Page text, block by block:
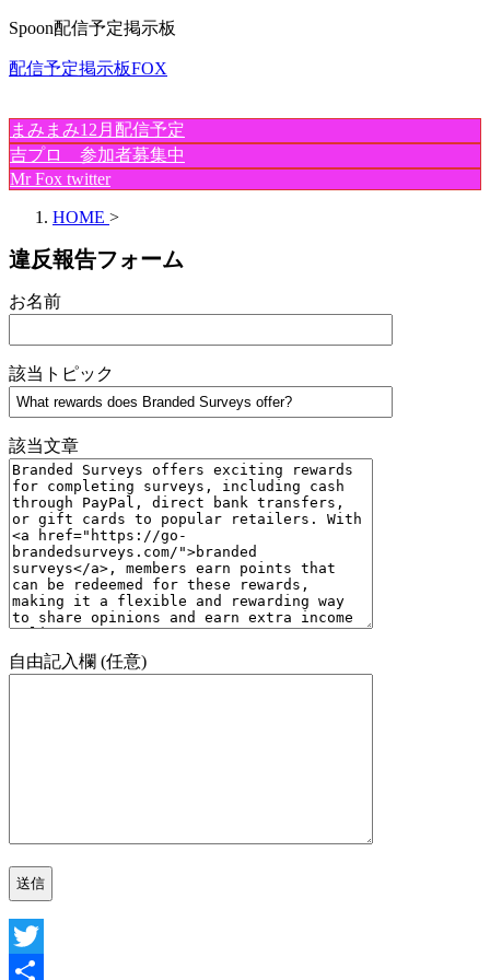
Spoon配信予定掲示板
配信予定掲示板FOX
まみまみ12月配信予定
吉プロ 参加者募集中
Mr Fox twitter
HOME >
違反報告フォーム
お名前
該当トピック
該当文章
自由記入欄 (任意)
Twitter